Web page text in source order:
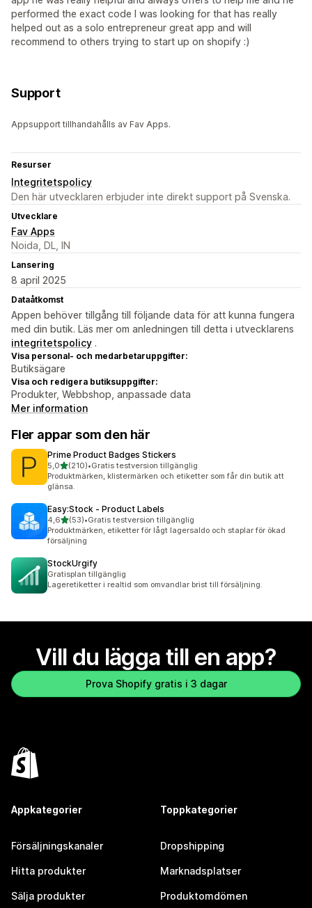
performed the exact code I was looking for that has really
helped out as a solo entrepreneur great app and will
recommend to others trying to start up on shopify :)
Support
Appsupport tillhandahålls av Fav Apps.
Resurser
Integritetspolicy
Den här utvecklaren erbjuder inte direkt support på Svenska.
Utvecklare
Fav Apps
Noida, DL, IN
Lansering
8 april 2025
Dataåtkomst
Appen behöver tillgång till följande data för att kunna fungera
med din butik. Läs mer om anledningen till detta i utvecklarens
integritetspolicy .
Visa personal- och medarbetaruppgifter:
Butiksägare
Visa och redigera butiksuppgifter:
Produkter, Webbshop, anpassade data
Mer information
Fler appar som den här
Prime Product Badges Stickers
5,0av 5 stjärnor
(210)
210 recensioner totalt
•Gratis testversion tillgänglig
Produktmärken, klistermärken och etiketter som får din butik att
glänsa.
Easy:Stock ‑ Product Labels
4,6av 5 stjärnor
(53)
53 recensioner totalt
•Gratis testversion tillgänglig
Produktmärken, etiketter för lågt lagersaldo och staplar för ökad
försäljning
StockUrgify
Gratisplan tillgänglig
Lageretiketter i realtid som omvandlar brist till försäljning.
Vill du lägga till en app?
Prova Shopify gratis i 3 dagar
Appkategorier
Försäljningskanaler
Hitta produkter
Sälja produkter
Toppkategorier
Dropshipping
Marknadsplatser
Produktomdömen